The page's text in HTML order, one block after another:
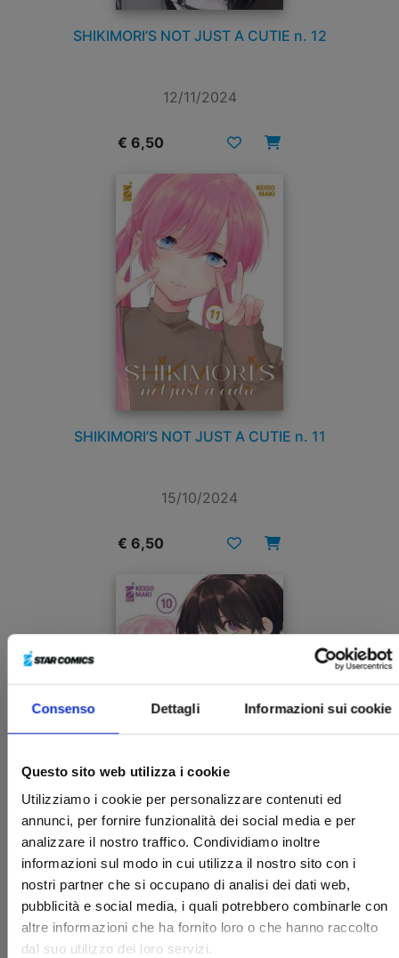
Consenso Dettagli Informazioni sui cookie
Questo sito web utilizza i cookie
Utilizziamo i cookie per personalizzare contenuti ed
annunci, per fornire funzionalità dei social media e per
analizzare il nostro traffico. Condividiamo inoltre
informazioni sul modo in cui utilizza il nostro sito con i
nostri partner che si occupano di analisi dei dati web,
pubblicità e social media, i quali potrebbero combinarle con
altre informazioni che ha fornito loro o che hanno raccolto
dal suo utilizzo dei loro servizi.
SHIKIMORI’S NOT JUST A CUTIE n. 12
12/11/2024
€ 6,50
SHIKIMORI’S NOT JUST A CUTIE n. 11
15/10/2024
€ 6,50
SHIKIMORI’S NOT JUST A CUTIE n. 10
17/09/2024
€ 6,50